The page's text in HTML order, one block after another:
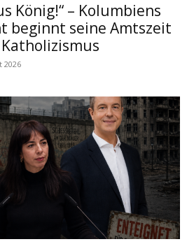
König!“ – Kolumbiens
beginnt seine Amtszeit
2026